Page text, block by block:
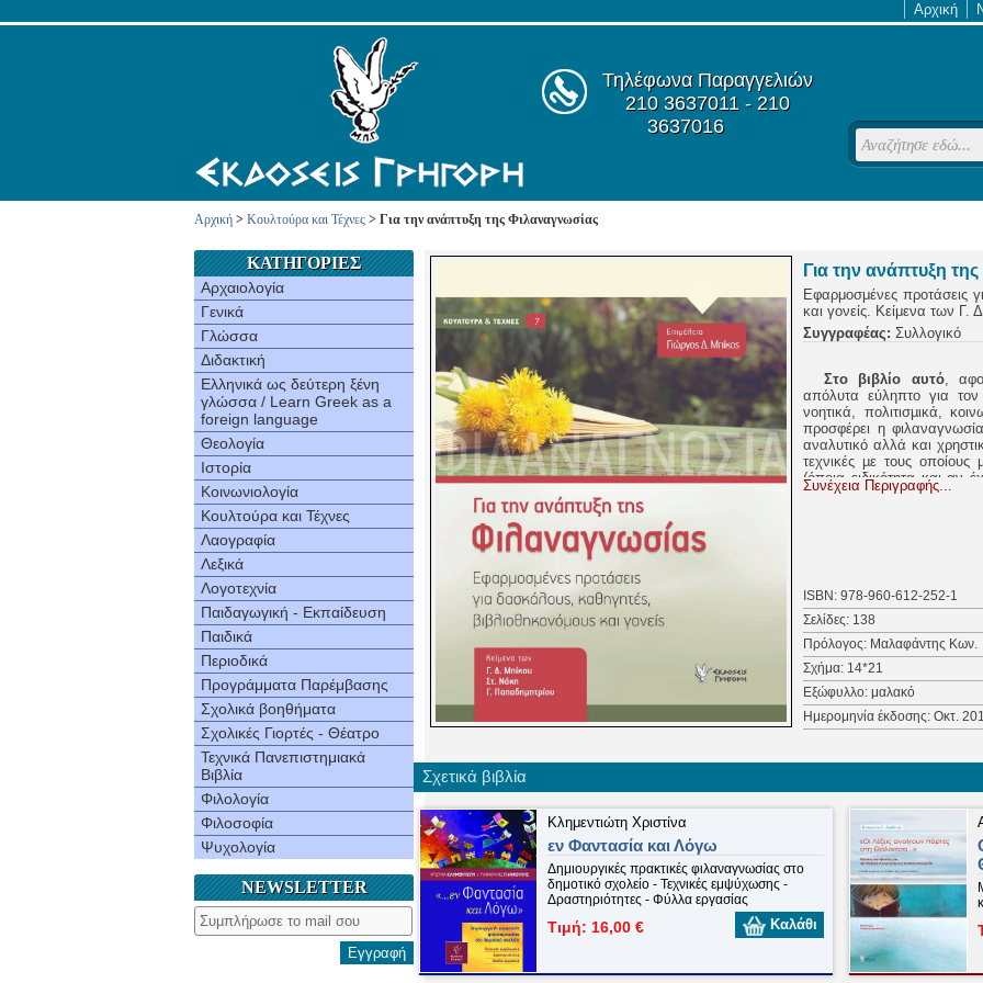
Αρχική
Τηλέφωνα Παραγγελιών
210 3637011 - 210
3637016
Αρχική > Κουλτούρα και Τέχνες > Για την ανάπτυξη της Φιλαναγνωσίας
ΚΑΤΗΓΟΡΙΕΣ
Αρχαιολογία
Γενικά
Γλώσσα
Διδακτική
Ελληνικά ως δεύτερη ξένη
γλώσσα / Learn Greek as a
foreign language
Θεολογία
Ιστορία
Κοινωνιολογία
Κουλτούρα και Τέχνες
Λαογραφία
Λεξικά
Λογοτεχνία
Παιδαγωγική - Εκπαίδευση
Παιδικά
Περιοδικά
Προγράμματα Παρέμβασης
Σχολικά βοηθήματα
Σχολικές Γιορτές - Θέατρο
Τεχνικά Πανεπιστημιακά
Βιβλία
Φιλολογία
Φιλοσοφία
Ψυχολογία
NEWSLETTER
Εγγραφή
Για την ανάπτυξη
Εφαρμοσμένες προτάσεις
και γονείς. Κείμενα των
Συγγραφέας: Συλλογικό
Στο βιβλίο αυτό,
απόλυτα εύληπτο για
νοητικά, πολιτισµικά,
προσφέρει η
αναλυτικό αλλά και
τεχνικές µε τους
(όποια ειδικότητα και αν
σχολική βιβλιοθήκη, µια
τµήµατος µιας
προγράµµατα ή/και
παιδιά, τους εφήβους
αγαπήσουν το διάβασµα–
β) στον χώρο
γ) στον ευρύτερα
ανάγνωσης και στις
συµπεριλαµβάνονται
και οι δηµόσιες και
Συνέχεια Περιγραφής...
ISBN: 978-960-612-252-1
Σελίδες: 138
Πρόλογος: Μαλαφάντης Κων.
Σχήμα: 14*21
Εξώφυλλο: μαλακό
Ημερομηνία έκδοσης: Οκτ.
Σχετικά βιβλία
Κλημεντιώτη Χριστίνα
εν Φαντασία και Λόγω
Δημιουργικές πρακτικές φιλαναγνωσίας στο
δημοτικό σχολείο - Τεχνικές εμψύχωσης -
Δραστηριότητες - Φύλλα εργασίας
Τιμή: 16,00 € Καλάθι